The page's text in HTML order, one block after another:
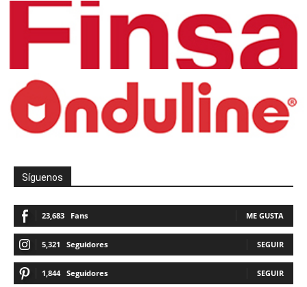
Síguenos
23,683 Fans ME GUSTA
5,321 Seguidores SEGUIR
1,844 Seguidores SEGUIR